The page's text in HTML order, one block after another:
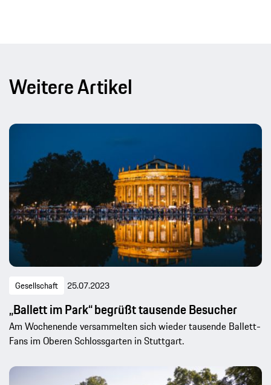
Weitere Artikel
Gesellschaft 25.07.2023
„Ballett im Park“ begrüßt tausende Besucher
Am Wochenende versammelten sich wieder tausende Ballett-
Fans im Oberen Schlossgarten in Stuttgart.